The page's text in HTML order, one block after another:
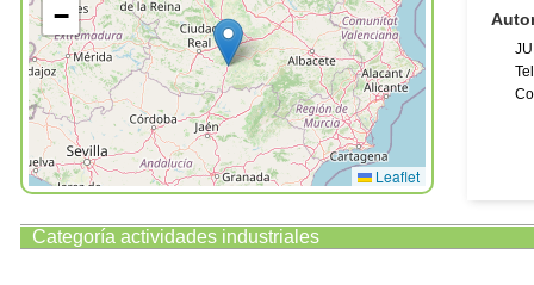
−
Leaflet
Categoría actividades industriales